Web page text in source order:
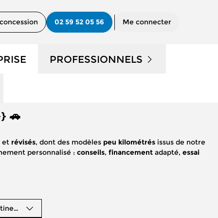
02 59 52 05 56 Me connecter
PROFESSIONNELS
CONTACTEZ UN CONSEILLER
"PRO"
🚗
et révisés, dont des modèles peu kilométrésissus de notre
personnalisé : conseils, financement adapté, essai